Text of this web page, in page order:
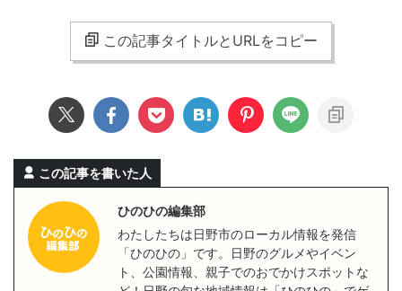
この記事タイトルとURLをコピー
この記事を書いた人
ひのひの編集部
わたしたちは日野市のローカル情報を発信
「ひのひの」です。日野のグルメやイベン
ト、公園情報、親子でのおでかけスポットな